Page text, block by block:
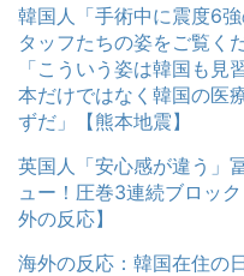
韓国人「手術中に震度6
タッフたちの姿をご覧く
「こういう姿は韓国も見
本だけではなく韓国の医
ずだ」【熊本地震】
英国人「安心感が違う」
ュー！圧巻3連続ブロッ
外の反応】
海外の反応：韓国在住の